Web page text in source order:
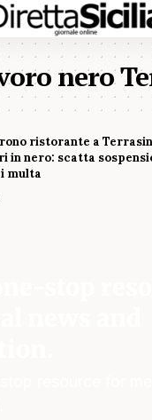
nero
ristorante a
in nero: scatta
multa